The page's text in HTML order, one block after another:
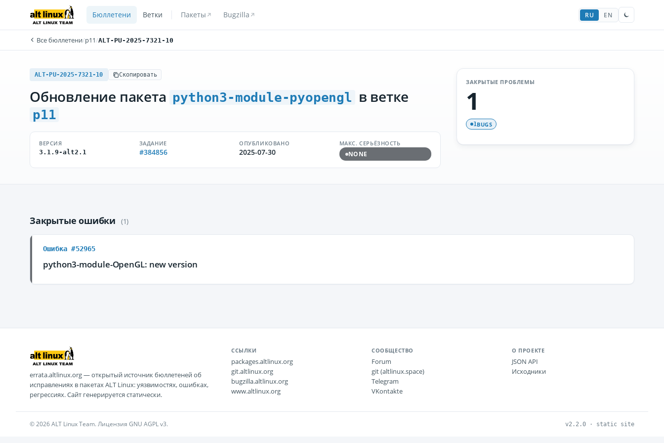
Бюллетени Ветки Пакеты Bugzilla RU EN
Все бюллетени/p11/ALT-PU-2025-7321-10
ALT-PU-2025-7321-10 Скопировать
Обновление пакета python3-module-pyopengl в ветке
p11
ВЕРСИЯ
3.1.9-alt2.1
ЗАДАНИЕ
#384856
ОПУБЛИКОВАНО
2025-07-30
МАКС. СЕРЬЁЗНОСТЬ
NONE
ЗАКРЫТЫЕ ПРОБЛЕМЫ
1
1BUGS
Закрытые ошибки (1)
Ошибка #52965
python3-module-OpenGL: new version
errata.altlinux.org — открытый источник бюллетеней об
исправлениях в пакетах ALT Linux: уязвимостях, ошибках,
регрессиях. Сайт генерируется статически.
ССЫЛКИ
packages.altlinux.org
git.altlinux.org
bugzilla.altlinux.org
www.altlinux.org
СООБЩЕСТВО
Forum
git (altlinux.space)
Telegram
VKontakte
О ПРОЕКТЕ
JSON API
Исходники
© 2026 ALT Linux Team. Лицензия GNU AGPL v3. v2.2.0 · static site